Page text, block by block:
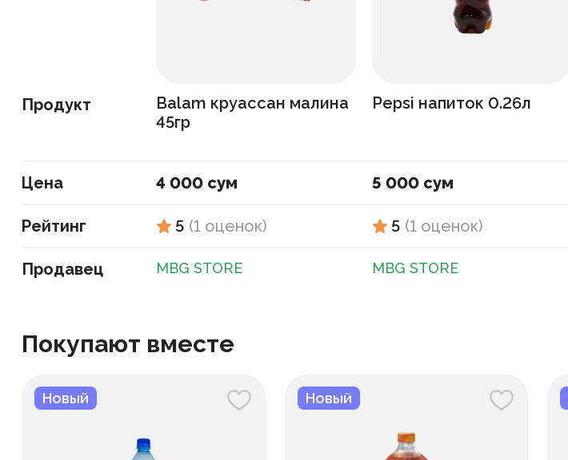
Продукт
Цена
Рейтинг
Продавец
Balam круассан малина
45гр
4 000 сум
5 (1 оценок)
MBG STORE
Pepsi напиток 0.26л
5 000 сум
5 (1 оценок)
MBG STORE
Покупают вместе
Новый Новый